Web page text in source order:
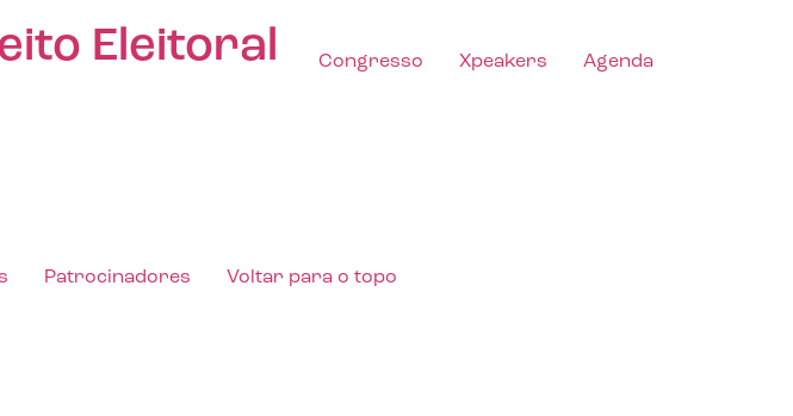
Eleitoral Congresso Xpeakers Agenda
Patrocinadores
Voltar para o topo